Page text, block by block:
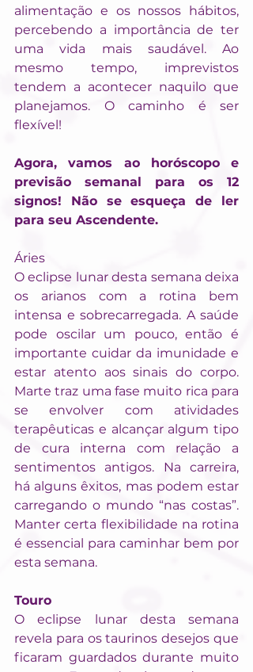
alimentação e os nossos hábitos,
percebendo a importância de ter
uma vida mais saudável. Ao
mesmo tempo, imprevistos
tendem a acontecer naquilo que
planejamos. O caminho é ser
flexível!
Agora, vamos ao horóscopo e
previsão semanal para os 12
signos! Não se esqueça de ler
para seu Ascendente.
Áries
O eclipse lunar desta semana deixa
os arianos com a rotina bem
intensa e sobrecarregada. A saúde
pode oscilar um pouco, então é
importante cuidar da imunidade e
estar atento aos sinais do corpo.
Marte traz uma fase muito rica para
se envolver com atividades
terapêuticas e alcançar algum tipo
de cura interna com relação a
sentimentos antigos. Na carreira,
há alguns êxitos, mas podem estar
carregando o mundo “nas costas”.
Manter certa flexibilidade na rotina
é essencial para caminhar bem por
esta semana.
Touro
O eclipse lunar desta semana
revela para os taurinos desejos que
ficaram guardados durante muito